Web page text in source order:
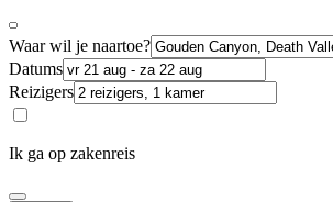
Waar wil je naartoe?
Datums
Reizigers
Ik ga op zakenreis